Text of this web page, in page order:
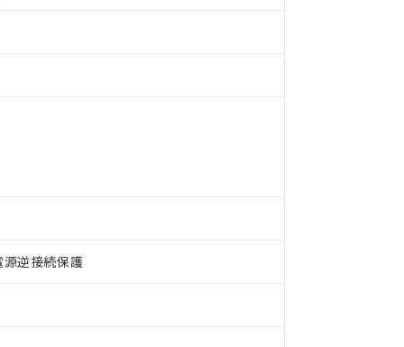
逆接続保護
指令（10物質）の非含有に対応した製品が提供可能な商品です。
指令（10物質）の非含有に対応した製品に切り替える予定のある商
指令（10物質）の非含有に非対応の商品で、対応品を出す予定
指令（10物質）の非含有の対応状況を調査中または確認中の商
表